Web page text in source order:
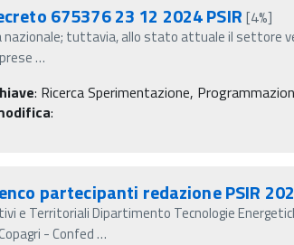
675376 23 12 2024 PSIR [4%]
nazionale; tuttavia, allo stato attuale il settore
…
: Ricerca Sperimentazione,
:
partecipanti redazione PSIR
e Territoriali Dipartimento Tecnologie
- Confed…